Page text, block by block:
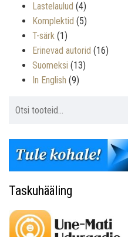
Lastelaulud (4)
Komplektid (5)
T-särk (1)
Erinevad autorid (16)
Suomeksi (13)
In English (9)
Taskuhääling